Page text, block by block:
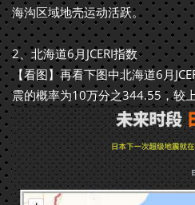
海沟区域地壳运动活跃。
2、北海道6月JCERI指数
【看图】再看下图中北海道6月
震的概率为10万分之344.55，较